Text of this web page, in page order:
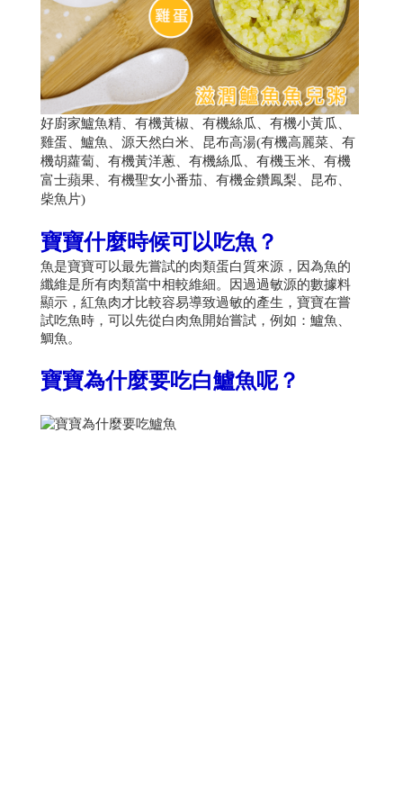
好廚家鱸魚精、有機黃椒、有機絲瓜、有機小黃瓜、
雞蛋、鱸魚、源天然白米、昆布高湯(有機高麗菜、有
機胡蘿蔔、有機黃洋蔥、有機絲瓜、有機玉米、有機
富士蘋果、有機聖女小番茄、有機金鑽鳳梨、昆布、
柴魚片)
寶寶什麼時候可以吃魚？
魚是寶寶可以最先嘗試的肉類蛋白質來源，因為魚的
纖維是所有肉類當中相較維細。因過過敏源的數據料
顯示，紅魚肉才比較容易導致過敏的產生，寶寶在嘗
試吃魚時，可以先從白肉魚開始嘗試，例如：鱸魚、
鯛魚。
寶寶為什麼要吃白鱸魚呢？